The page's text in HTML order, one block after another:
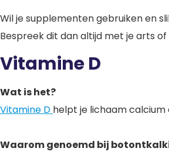
Wil je supplementen gebruiken en
Bespreek dit dan altijd met je arts
Vitamine D
Wat is het?
Vitamine D helpt je lichaam calcium
Waarom genoemd bij